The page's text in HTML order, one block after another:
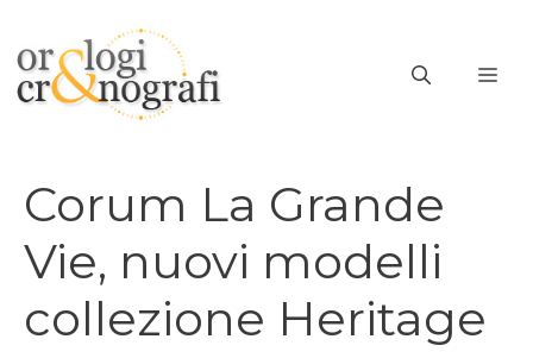
contenuto
Corum La Grande
Vie, nuovi modelli
collezione Heritage